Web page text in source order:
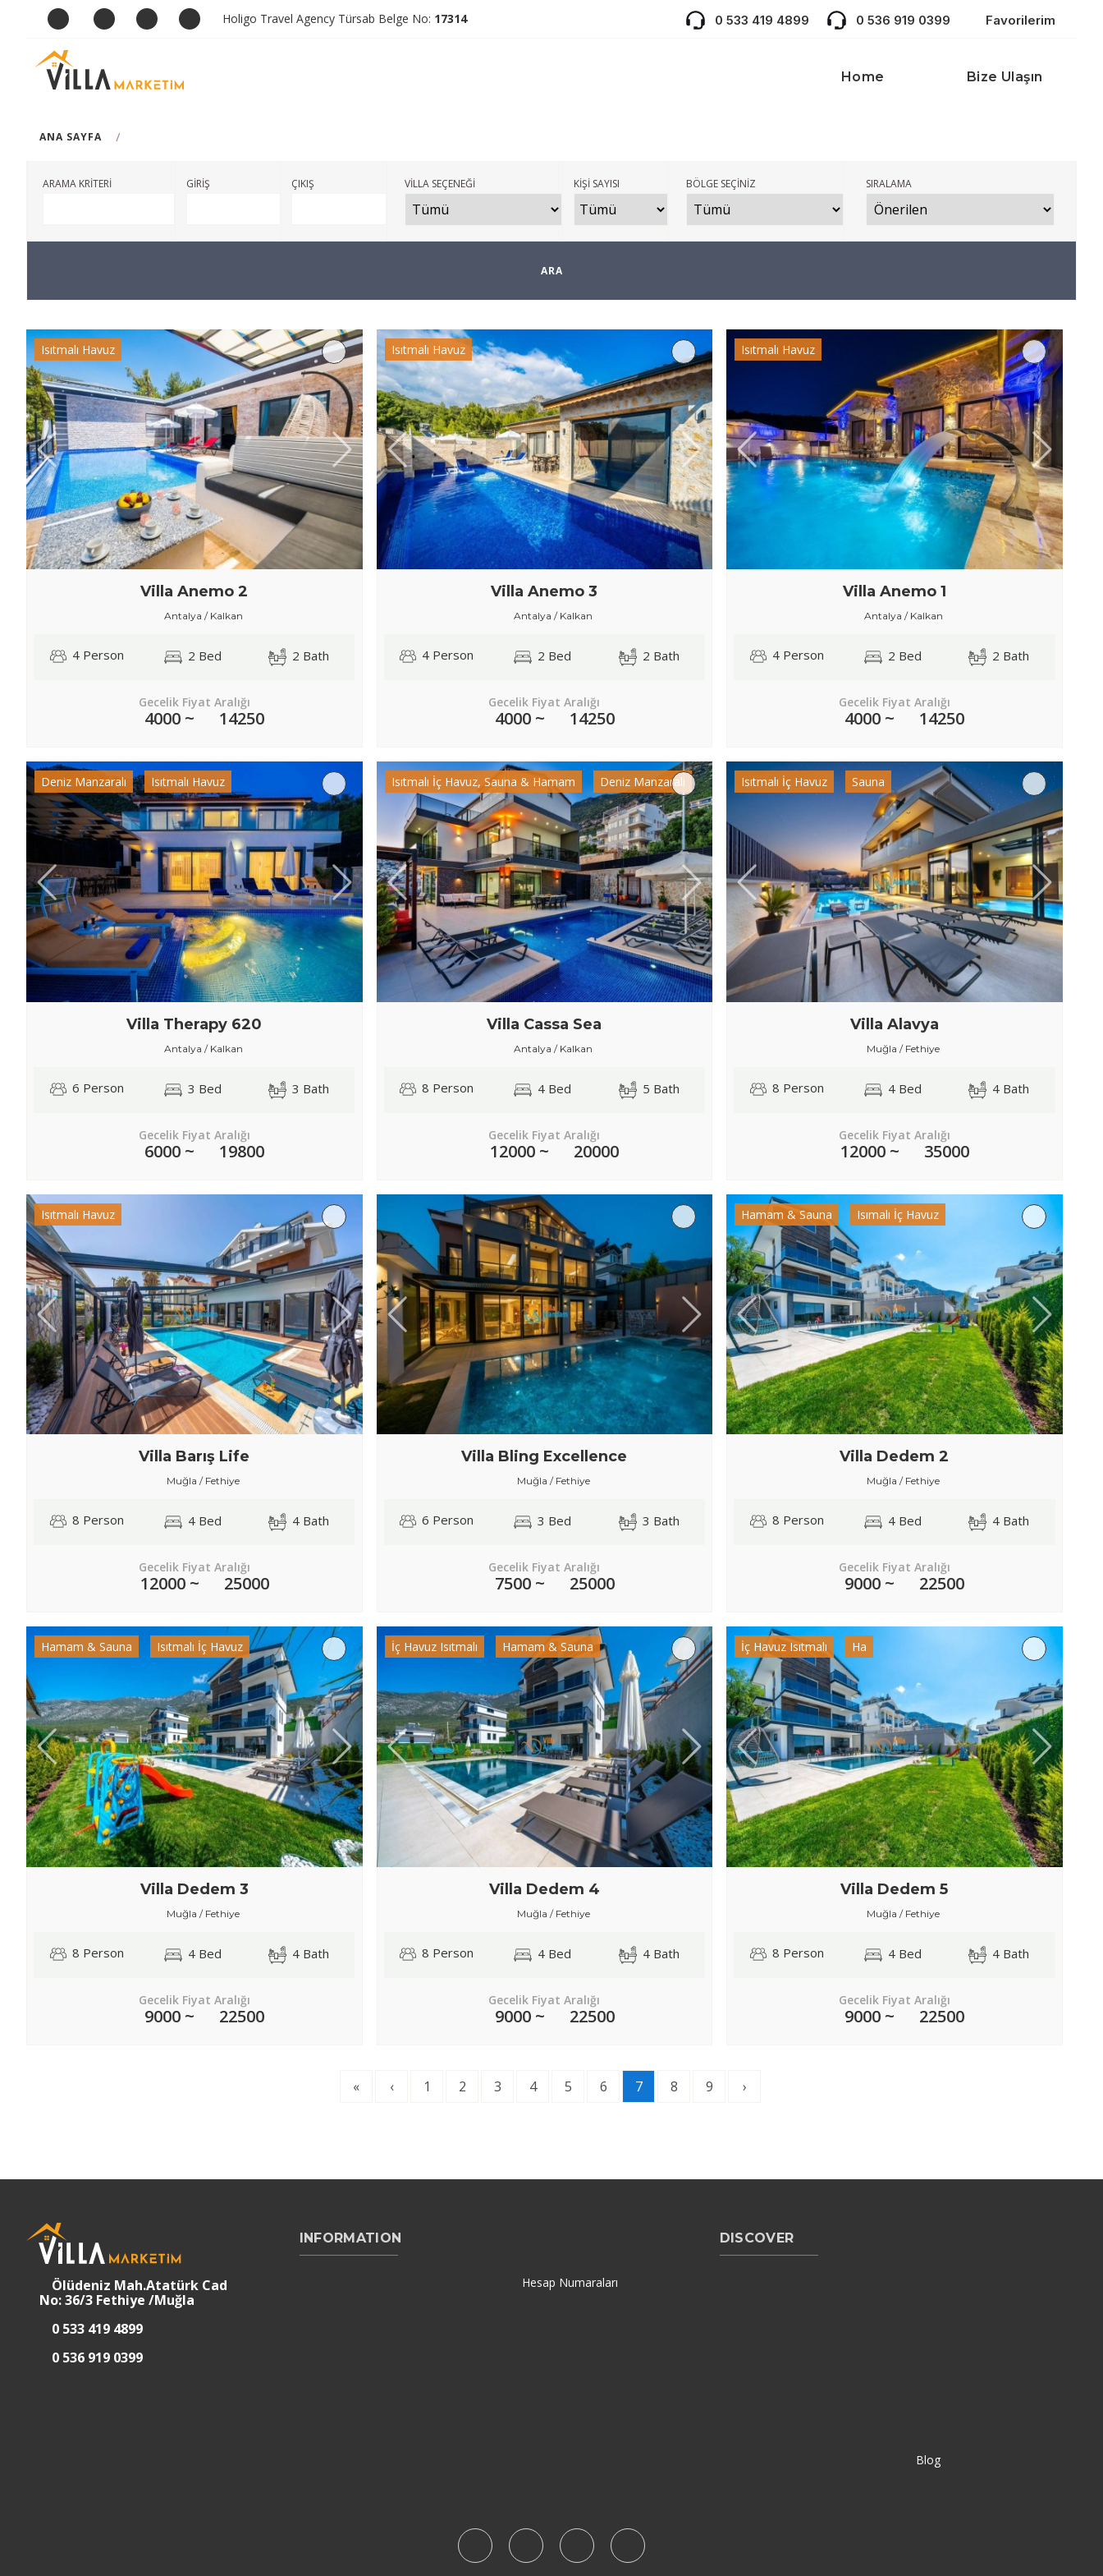
Holigo Travel Agency Türsab Belge No: 17314 0 533 419 4899 0 536 919 0399 Favorilerim
Home Bize Ulaşın
ANA SAYFA
ARAMA KRİTERİ GİRİŞ ÇIKIŞ VİLLA SEÇENEĞİ KİŞİ SAYISI BÖLGE SEÇİNİZ SIRALAMA
Isıtmalı Havuz
Villa Anemo 2
Antalya / Kalkan
4 Person 2 Bed 2 Bath
Gecelik Fiyat Aralığı
4000 ~ 14250
Isıtmalı Havuz
Villa Anemo 3
Antalya / Kalkan
4 Person 2 Bed 2 Bath
Gecelik Fiyat Aralığı
4000 ~ 14250
Isıtmalı Havuz
Villa Anemo 1
Antalya / Kalkan
4 Person 2 Bed 2 Bath
Gecelik Fiyat Aralığı
4000 ~ 14250
Deniz Manzaralı Isıtmalı Havuz
Villa Therapy 620
Antalya / Kalkan
6 Person 3 Bed 3 Bath
Gecelik Fiyat Aralığı
6000 ~ 19800
Isıtmalı İç Havuz, Sauna & Hamam Deniz Manzaralı
Villa Cassa Sea
Antalya / Kalkan
8 Person 4 Bed 5 Bath
Gecelik Fiyat Aralığı
12000 ~ 20000
Isıtmalı İç Havuz Sauna
Villa Alavya
Muğla / Fethiye
8 Person 4 Bed 4 Bath
Gecelik Fiyat Aralığı
12000 ~ 35000
Isıtmalı Havuz
Villa Barış Life
Muğla / Fethiye
8 Person 4 Bed 4 Bath
Gecelik Fiyat Aralığı
12000 ~ 25000
Villa Bling Excellence
Muğla / Fethiye
6 Person 3 Bed 3 Bath
Gecelik Fiyat Aralığı
7500 ~ 25000
Hamam & Sauna Isımalı İç Havuz
Villa Dedem 2
Muğla / Fethiye
8 Person 4 Bed 4 Bath
Gecelik Fiyat Aralığı
9000 ~ 22500
Hamam & Sauna Isıtmalı İç Havuz
Villa Dedem 3
Muğla / Fethiye
8 Person 4 Bed 4 Bath
Gecelik Fiyat Aralığı
9000 ~ 22500
İç Havuz Isıtmalı Hamam & Sauna
Villa Dedem 4
Muğla / Fethiye
8 Person 4 Bed 4 Bath
Gecelik Fiyat Aralığı
9000 ~ 22500
İç Havuz Isıtmalı Ha
Villa Dedem 5
Muğla / Fethiye
8 Person 4 Bed 4 Bath
Gecelik Fiyat Aralığı
9000 ~ 22500
« ‹ 1 2 3 4 5 6 7 8 9 ›
Ölüdeniz Mah.Atatürk Cad
No: 36/3 Fethiye /Muğla
0 533 419 4899
0 536 919 0399
INFORMATION
Hesap Numaraları
DISCOVER
Blog